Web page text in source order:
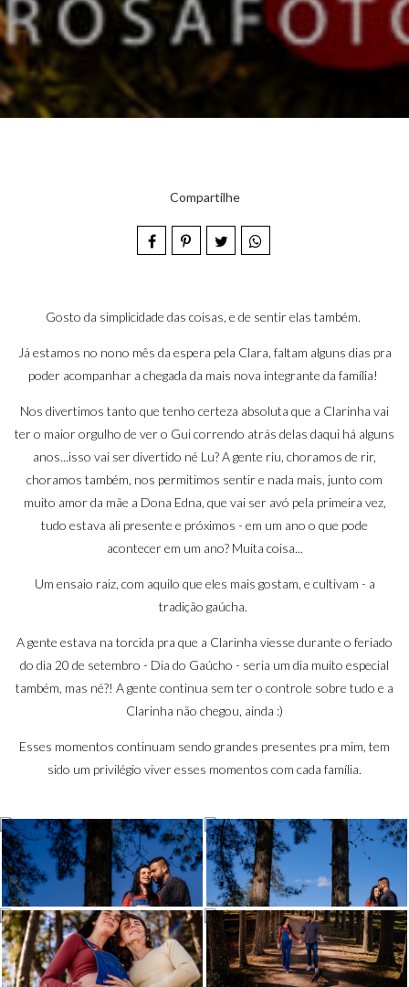
Compartilhe
Gosto da simplicidade das coisas, e de sentir elas também.
Já estamos no nono mês da espera pela Clara, faltam alguns dias pra
poder acompanhar a chegada da mais nova integrante da família!
Nos divertimos tanto que tenho certeza absoluta que a Clarinha vai
ter o maior orgulho de ver o Gui correndo atrás delas daqui há alguns
anos...isso vai ser divertido né Lu? A gente riu, choramos de rir,
choramos também, nos permitimos sentir e nada mais, junto com
muito amor da mãe a Dona Edna, que vai ser avó pela primeira vez,
tudo estava ali presente e próximos - em um ano o que pode
acontecer em um ano? Muita coisa...
Um ensaio raiz, com aquilo que eles mais gostam, e cultivam - a
tradição gaúcha.
A gente estava na torcida pra que a Clarinha viesse durante o feriado
do dia 20 de setembro - Dia do Gaúcho - seria um dia muito especial
também, mas né?! A gente continua sem ter o controle sobre tudo e a
Clarinha não chegou, ainda :)
Esses momentos continuam sendo grandes presentes pra mim, tem
sido um privilégio viver esses momentos com cada família.